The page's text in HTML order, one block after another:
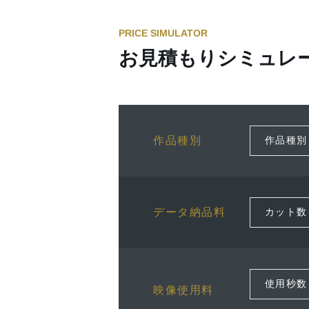
PRICE SIMULATOR
お見積もりシミュレ
作品種別
データ納品料
映像使用料